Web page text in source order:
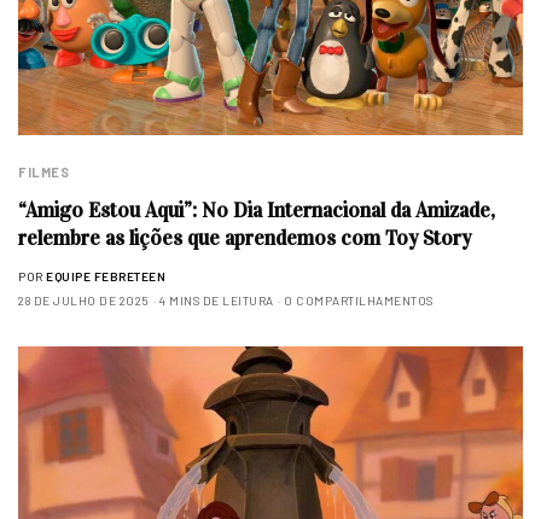
FILMES
“Amigo Estou Aqui”: No Dia Internacional da Amizade,
relembre as lições que aprendemos com Toy Story
POR EQUIPE FEBRETEEN
28 DE JULHO DE 2025
4 MINS DE LEITURA 0 COMPARTILHAMENTOS